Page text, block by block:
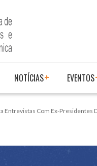
NOTÍCIAS EVENTOS
Entrevistas Com Ex-Presidentes